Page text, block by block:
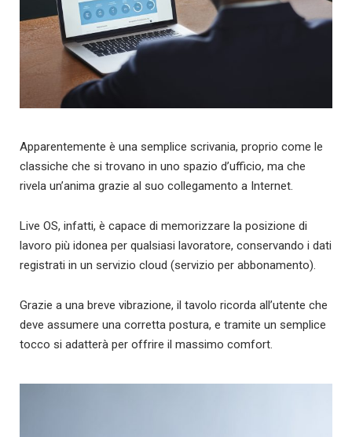
Apparentemente è una semplice scrivania, proprio come le
classiche che si trovano in uno spazio d’ufficio, ma che
rivela un’anima grazie al suo collegamento a Internet.
Live OS, infatti, è capace di memorizzare la posizione di
lavoro più idonea per qualsiasi lavoratore, conservando i dati
registrati in un servizio cloud (servizio per abbonamento).
Grazie a una breve vibrazione, il tavolo ricorda all’utente che
deve assumere una corretta postura, e tramite un semplice
tocco si adatterà per offrire il massimo comfort.